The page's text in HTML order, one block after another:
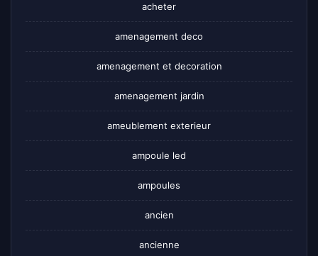
acheter
amenagement deco
amenagement et decoration
amenagement jardin
ameublement exterieur
ampoule led
ampoules
ancien
ancienne